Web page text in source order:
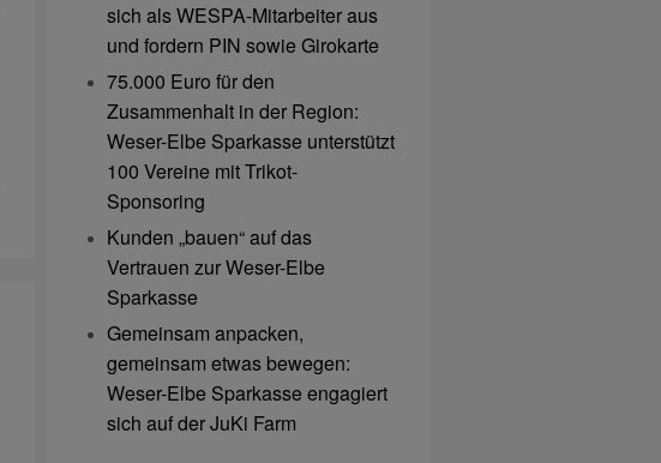
sich als WESPA-Mitarbeiter aus
und fordern PIN sowie Girokarte
75.000 Euro für den
Zusammenhalt in der Region:
Weser-Elbe Sparkasse unterstützt
100 Vereine mit Trikot-
Sponsoring
Kunden „bauen“ auf das
Vertrauen zur Weser-Elbe
Sparkasse
Gemeinsam anpacken,
gemeinsam etwas bewegen:
Weser-Elbe Sparkasse engagiert
sich auf der JuKi Farm